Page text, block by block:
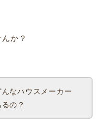
か？
なハウスメーカー
の？